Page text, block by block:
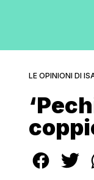
LE OPINIONI DI